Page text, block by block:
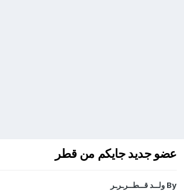
عضو جديد جايكم من قطر
By ولــد قــطــرـرـر